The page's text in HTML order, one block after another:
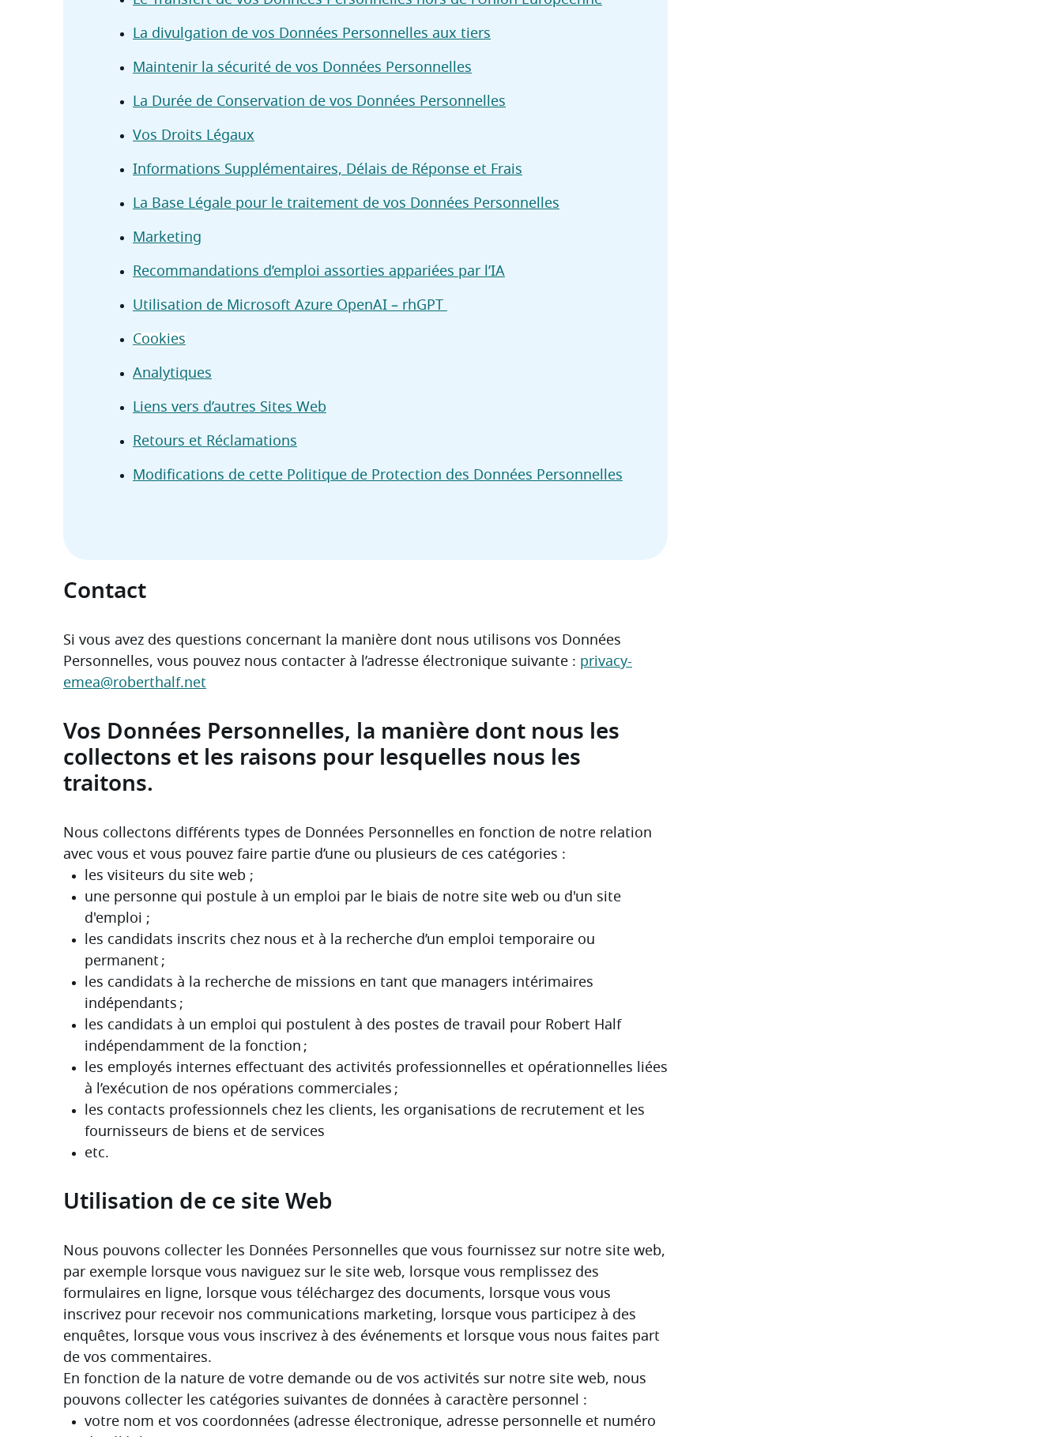
La divulgation de vos Données Personnelles aux tiers
Maintenir la sécurité de vos Données Personnelles
La Durée de Conservation de vos Données Personnelles
Vos Droits Légaux
Informations Supplémentaires, Délais de Réponse et Frais
La Base Légale pour le traitement de vos Données Personnelles
Marketing
Recommandations d’emploi assorties appariées par l’IA
Utilisation de Microsoft Azure OpenAI – rhGPT
Cookies
Analytiques
Liens vers d’autres Sites Web
Retours et Réclamations
Modifications de cette Politique de Protection des Données Personnelles
Contact
Si vous avez des questions concernant la manière dont nous utilisons vos Données
Personnelles, vous pouvez nous contacter à l’adresse électronique suivante : privacy-
emea@roberthalf.net
Vos Données Personnelles, la manière dont nous les
collectons et les raisons pour lesquelles nous les
traitons.
Nous collectons différents types de Données Personnelles en fonction de notre relation
avec vous et vous pouvez faire partie d’une ou plusieurs de ces catégories :
Utilisation de ce site Web
Nous pouvons collecter les Données Personnelles que vous fournissez sur notre site web,
par exemple lorsque vous naviguez sur le site web, lorsque vous remplissez des
formulaires en ligne, lorsque vous téléchargez des documents, lorsque vous vous
inscrivez pour recevoir nos communications marketing, lorsque vous participez à des
enquêtes, lorsque vous vous inscrivez à des événements et lorsque vous nous faites part
de vos commentaires.
En fonction de la nature de votre demande ou de vos activités sur notre site web, nous
pouvons collecter les catégories suivantes de données à caractère personnel :